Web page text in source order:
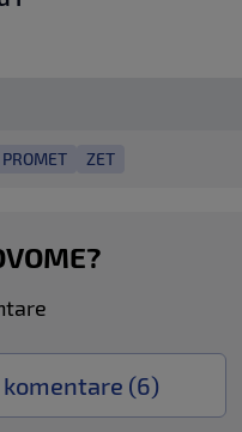
PROMET ZET
(6)